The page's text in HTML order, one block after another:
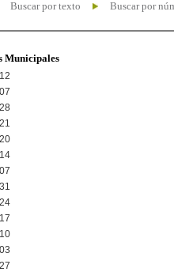
Buscar por texto Buscar por
Municipales